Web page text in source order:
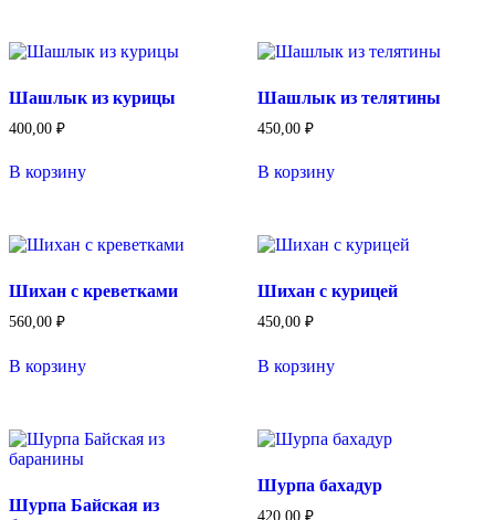
Шашлык из курицы
400,00 ₽
В корзину
Шашлык из телятины
450,00 ₽
В корзину
Шихан с креветками
560,00 ₽
В корзину
Шихан с курицей
450,00 ₽
В корзину
Шурпа Байская из
Шурпа бахадур
420,00 ₽